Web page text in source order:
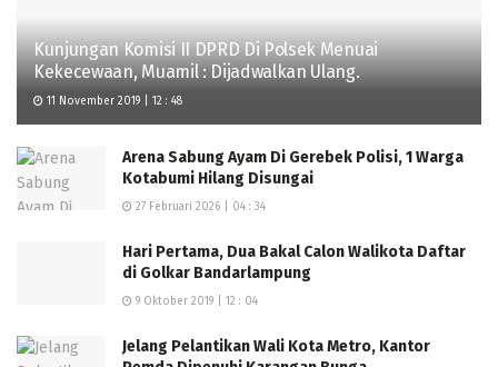
Kunjungan Komisi II DPRD Di Polsek Menuai
Kekecewaan, Muamil : Dijadwalkan Ulang.
11 November 2019 | 12 : 48
Arena Sabung Ayam Di Gerebek Polisi, 1 Warga
Kotabumi Hilang Disungai
27 Februari 2026 | 04 : 34
Hari Pertama, Dua Bakal Calon Walikota Daftar
di Golkar Bandarlampung
9 Oktober 2019 | 12 : 04
Jelang Pelantikan Wali Kota Metro, Kantor